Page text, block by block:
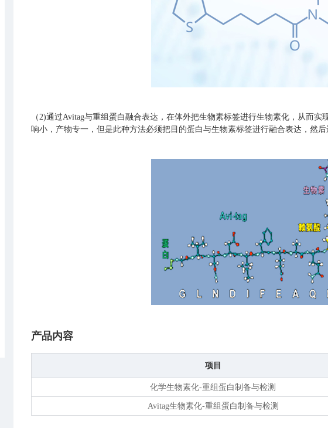
（2)通过Avitag与重组蛋白融合表达，在体外把生物素标签进行生物素化，从而
响小，产物专一，但是此种方法必须把目的蛋白与生物素标签进行融合表达，然后
产品内容
项目
化学生物素化-重组蛋白制备与检测
Avitag生物素化-重组蛋白制备与检测